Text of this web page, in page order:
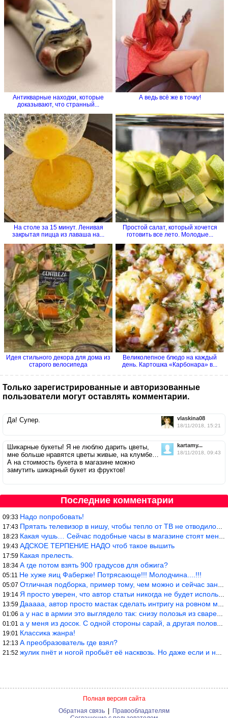
Антикварные находки, которые
доказывают, что странный...
А ведь всё же в точку!
На столе за 15 минут. Ленивая
закрытая пицца из лаваша на...
Простой салат, который хочется
готовить все лето. Молодые...
Идея стильного декора для дома из
старого велосипеда
Великолепное блюдо на каждый
день. Картошка «Карбонара» в...
Только зарегистрированные и авторизованные
пользователи могут оставлять комментарии.
vlaskina08
18/11/2018, 15:21
Да! Супер.
kartamy...
18/11/2018, 09:43
Шикарные букеты! Я не люблю дарить цветы,
мне больше нравятся цветы живые, на клумбе…
А на стоимость букета в магазине можно
замутить шикарный букет из фруктов!
Последние комментарии
09:33 Надо попробовать!
17:43 Прятать телевизор в нишу, чтобы тепло от ТВ не отводилось и теле
18:23 Какая чушь… Сейчас подобные часы в магазине стоят меньше 10 долл
19:43 АДСКОЕ ТЕРПЕНИЕ НАДО чтоб такое вышить
17:59 Какая прелесть.
18:34 А где потом взять 900 градусов для обжига?
05:11 Не хуже яиц Фаберже! Потрясающе!!! Молодчина....!!!
05:07 Отличная подборка, пример тому, чем можно и сейчас заниматься…
19:14 Я просто уверен, что автор статьи никогда не будет использовать
13:59 Дааааа, автор просто мастак сделать интригу на ровном месте! А н
01:06 а у нас в армии это выглядело так: снизу полозья из сваренные тр
01:01 а у меня из досок. С одной стороны сарай, а другая половина — ду
19:01 Классика жанра!
12:13 А преобразователь где взял?
21:52 жулик пнёт и ногой пробьёт её насквозь. Но даже если и никогда н
Полная версия сайта
Обратная связь
Правообладателям